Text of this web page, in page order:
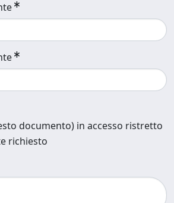
documento) in accesso ristretto
richiesto